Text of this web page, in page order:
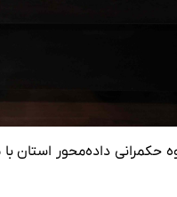
داده‌محور استان با